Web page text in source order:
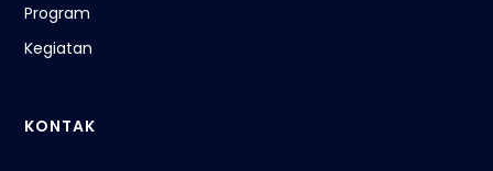
Program
Kegiatan
KONTAK